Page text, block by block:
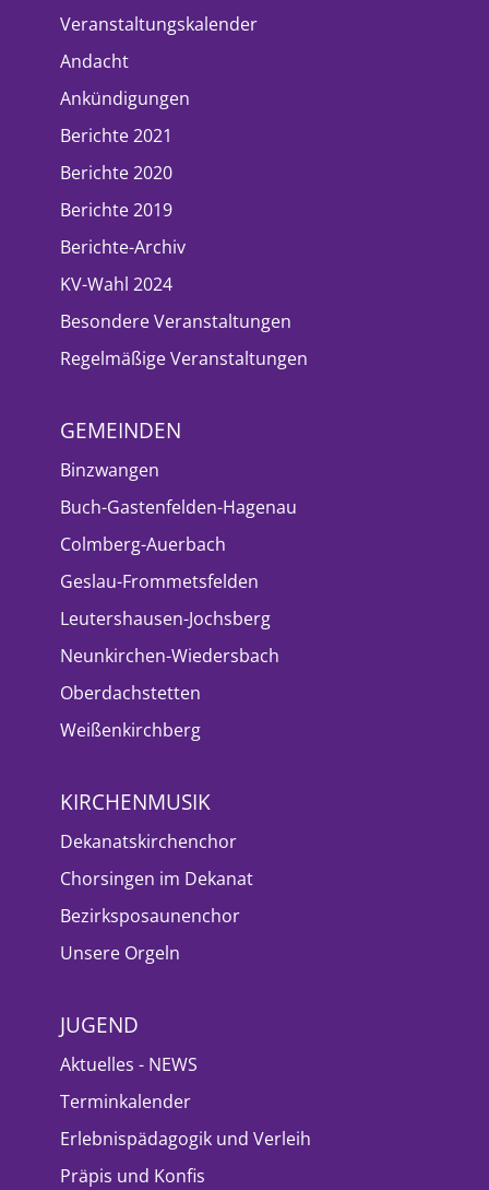
Veranstaltungskalender
Andacht
Ankündigungen
Berichte 2021
Berichte 2020
Berichte 2019
Berichte-Archiv
KV-Wahl 2024
Besondere Veranstaltungen
Regelmäßige Veranstaltungen
GEMEINDEN
Binzwangen
Buch-Gastenfelden-Hagenau
Colmberg-Auerbach
Geslau-Frommetsfelden
Leutershausen-Jochsberg
Neunkirchen-Wiedersbach
Oberdachstetten
Weißenkirchberg
KIRCHENMUSIK
Dekanatskirchenchor
Chorsingen im Dekanat
Bezirksposaunenchor
Unsere Orgeln
JUGEND
Aktuelles - NEWS
Terminkalender
Erlebnispädagogik und Verleih
Präpis und Konfis